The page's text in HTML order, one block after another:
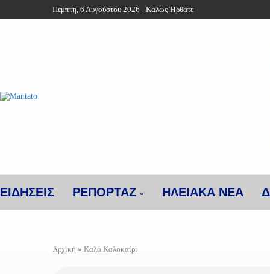
Πέμπτη, 6 Αυγούστου 2026 - Καλώς Ήρθατε
ΕΙΔΗΣΕΙΣ ΡΕΠΟΡΤΑΖ ΗΛΕΙΑΚΑ ΝΕΑ
Αρχική » Καλό Καλοκαίρι